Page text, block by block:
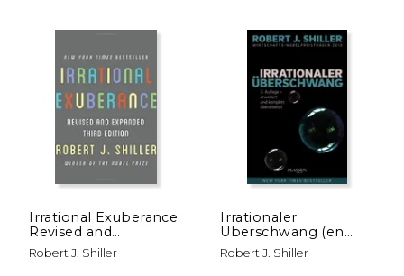
Irrational Exuberance:
Revised and
Expanded Third
edition
Robert J. Shiller
Irrationaler
Überschwang (en
Alemán)
Robert J. Shiller